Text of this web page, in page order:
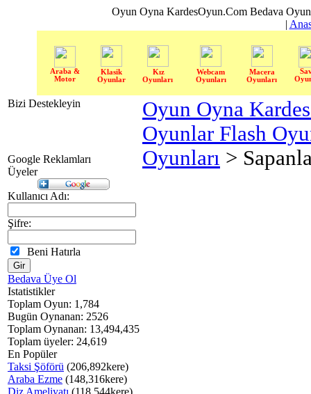
Oyun Oyna KardesOyun.Com Bedava
|
Araba &
Motor
Klasik
Oyunlar
Kız
Oyunları
Webcam
Oyunları
Macera
Oyunları
Bizi Destekleyin
Google Reklamları
Üyeler
Kullanıcı Adı:
Şifre:
Beni Hatırla
Bedava Üye Ol
Istatistikler
Toplam Oyun: 1,784
Bugün Oynanan: 2526
Toplam Oynanan: 13,494,435
Toplam üyeler: 24,619
En Popüler
Taksi Şöförü (206,892kere)
Araba Ezme (148,316kere)
Diz Ameliyatı (118,544kere)
Oyun Oyna
Oyunlar Flash
Oyunları >